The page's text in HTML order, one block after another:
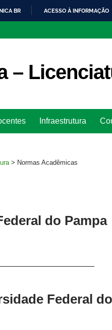
O
BR ACESSO À INFORMAÇÃO
–
Infraestrutura
> Normas Acadêmicas
do Pampa
Federal do